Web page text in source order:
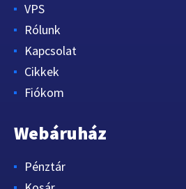
VPS
Rólunk
Kapcsolat
Cikkek
Fiókom
Webáruház
Pénztár